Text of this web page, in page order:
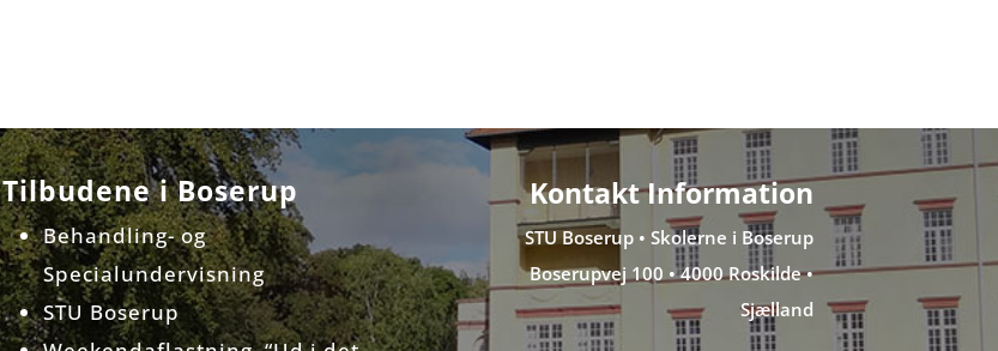
Tilbudene i Boserup
Behandling- og
Specialundervisning
STU Boserup
Kontakt Information
STU Boserup • Skolerne i Boserup
Boserupvej 100 • 4000 Roskilde •
Sjælland